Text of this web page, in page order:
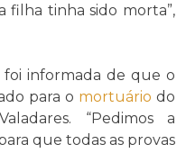
filha tinha sido morta”,
foi informada de que o
para o mortuário do
“Pedimos a
que todas as provas